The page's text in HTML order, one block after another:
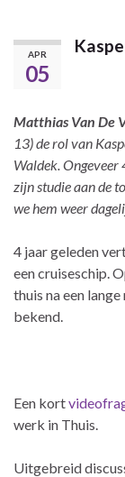
APR
05
Matthias Van De
13) de rol van
Waldek.
zijn studie aan de
we hem weer
4 jaar geleden
een cruiseschip.
thuis na een
bekend.
Een kort
werk in Thuis.
Uitgebreid